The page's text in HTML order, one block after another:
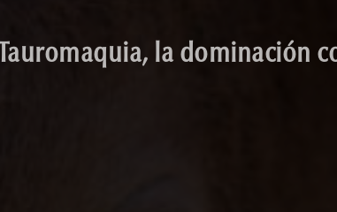
Tauromaquia, la dominación